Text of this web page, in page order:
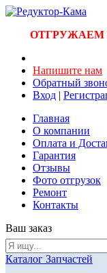
ОТГРУЖАЕМ
Напишите нам
Обратный
Вход |
Главная
О компании
Оплата и
Гарантия
Отзывы
Фото отгрузок
Ремонт
Контакты
Ваш заказ
Каталог Запчастей